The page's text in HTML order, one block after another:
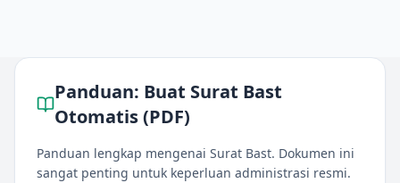
Panduan: Buat Surat Bast
Otomatis (PDF)
Panduan lengkap mengenai Surat Bast. Dokumen ini
sangat penting untuk keperluan administrasi resmi.